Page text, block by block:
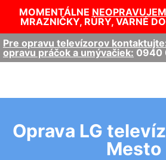
MOMENTÁLNE
MRAZNIČKY, RÚRY, VARNÉ
Pre opravu televízorov
opravu práčok a umývačiek: 0940
Oprava LG
Mesto